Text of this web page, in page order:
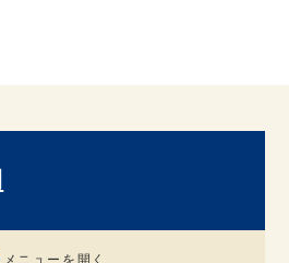
メニューを開く